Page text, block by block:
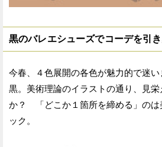
黒のバレエシューズでコーデを引き
今春、４色展開の各色が魅力的で迷
黒。美術理論のイラストの通り、見
か？ 「どこか１箇所を締める」のは
ック。